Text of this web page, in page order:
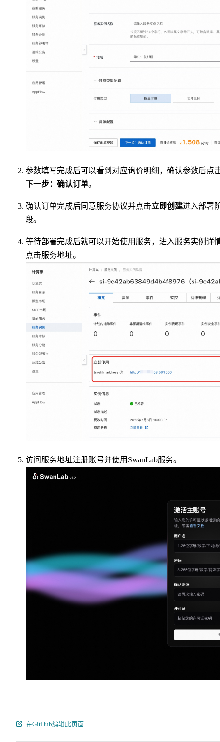
参数填写完成后可以看到对应询价明细，确认参数后点
下一步：确认订单。
确认订单完成后同意服务协议并点击立即创建进入部署
段。
等待部署完成后就可以开始使用服务，进入服务实例详
点击服务地址。
访问服务地址注册账号并使用SwanLab服务。
在GitHub编辑此页面